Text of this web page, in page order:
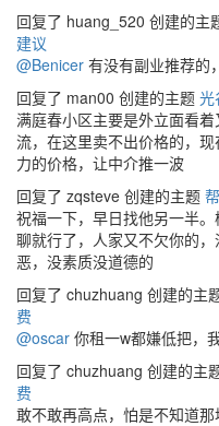
回复了 huang_520 创建的主
建议
@Benicer 有没有副业推荐的
回复了 man00 创建的主题 光
满庭春小区主要是外立面看
流，在这里卖不出价格的，
力的价格，让中介推一波
回复了 zqsteve 创建的主题
祝福一下，早日找他另一半
聊就行了，人家又不欠你的
恶，没素质没道德的
回复了 chuzhuang 创建的主
费
@oscar 你租一w都嫌低把，
回复了 chuzhuang 创建的主
费
敢不敢再高点，怕是不知道